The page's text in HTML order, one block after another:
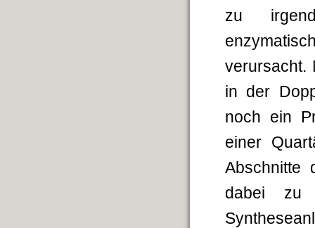
zu
verursacht.
in der
noch ein
einer
Abschnitte
dabei zu